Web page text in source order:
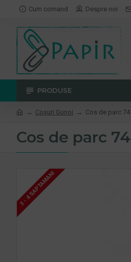
Cum comand Despre noi
PRODUSE
Coşuri Gunoi Cos de parc 74
Cos de parc 74
3 - 4 SAPTAMANI